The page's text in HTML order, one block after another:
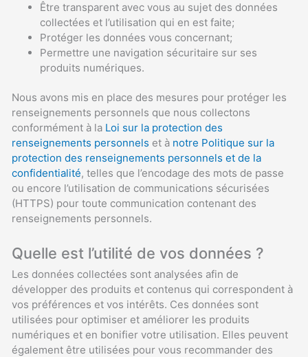
Être transparent avec vous au sujet des données
collectées et l’utilisation qui en est faite;
Protéger les données vous concernant;
Permettre une navigation sécuritaire sur ses
produits numériques.
Nous avons mis en place des mesures pour protéger les
renseignements personnels que nous collectons
conformément à la Loi sur la protection des
renseignements personnels et à notre Politique sur la
protection des renseignements personnels et de la
confidentialité, telles que l’encodage des mots de passe
ou encore l’utilisation de communications sécurisées
(HTTPS) pour toute communication contenant des
renseignements personnels.
Quelle est l’utilité de vos données ?
Les données collectées sont analysées afin de
développer des produits et contenus qui correspondent à
vos préférences et vos intérêts. Ces données sont
utilisées pour optimiser et améliorer les produits
numériques et en bonifier votre utilisation. Elles peuvent
également être utilisées pour vous recommander des